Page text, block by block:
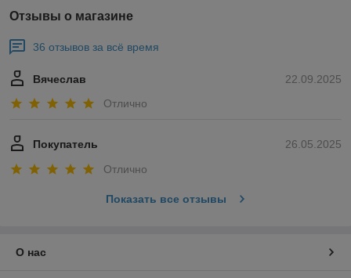
Отзывы о магазине
36 отзывов за всё время
22.09.2025
Вячеслав
Отлично
26.05.2025
Покупатель
Отлично
Показать все отзывы
О нас